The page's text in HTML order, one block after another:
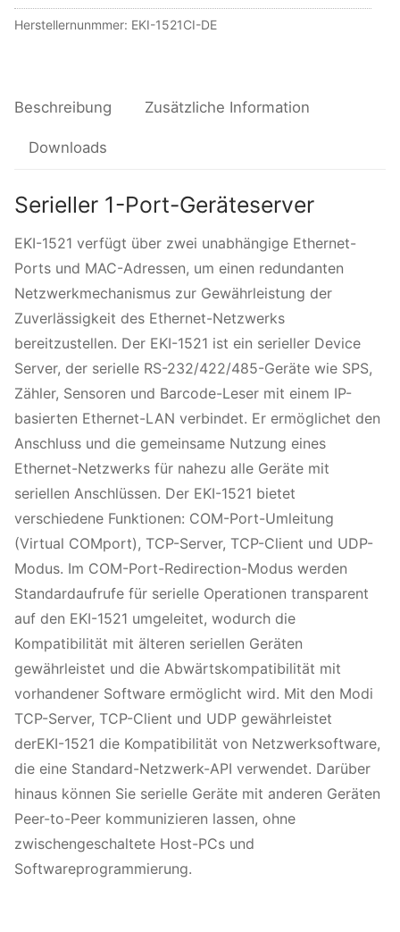
Herstellernunmmer: EKI-1521CI-DE
Beschreibung Zusätzliche Information
Downloads
Serieller 1-Port-Geräteserver
EKI-1521 verfügt über zwei unabhängige Ethernet-
Ports und MAC-Adressen, um einen redundanten
Netzwerkmechanismus zur Gewährleistung der
Zuverlässigkeit des Ethernet-Netzwerks
bereitzustellen. Der EKI-1521 ist ein serieller Device
Server, der serielle RS-232/422/485-Geräte wie SPS,
Zähler, Sensoren und Barcode-Leser mit einem IP-
basierten Ethernet-LAN verbindet. Er ermöglichet den
Anschluss und die gemeinsame Nutzung eines
Ethernet-Netzwerks für nahezu alle Geräte mit
seriellen Anschlüssen. Der EKI-1521 bietet
verschiedene Funktionen: COM-Port-Umleitung
(Virtual COMport), TCP-Server, TCP-Client und UDP-
Modus. Im COM-Port-Redirection-Modus werden
Standardaufrufe für serielle Operationen transparent
auf den EKI-1521 umgeleitet, wodurch die
Kompatibilität mit älteren seriellen Geräten
gewährleistet und die Abwärtskompatibilität mit
vorhandener Software ermöglicht wird. Mit den Modi
TCP-Server, TCP-Client und UDP gewährleistet
derEKI-1521 die Kompatibilität von Netzwerksoftware,
die eine Standard-Netzwerk-API verwendet. Darüber
hinaus können Sie serielle Geräte mit anderen Geräten
Peer-to-Peer kommunizieren lassen, ohne
zwischengeschaltete Host-PCs und
Softwareprogrammierung.